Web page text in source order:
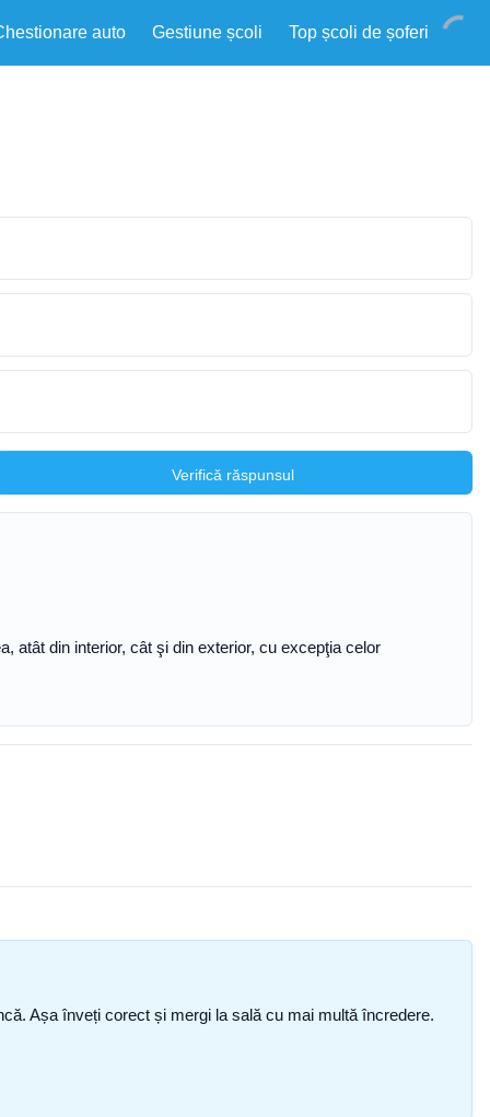
auto Gestiune școli Top școli de șoferi
Verifică răspunsul
atât din interior, cât şi din exterior, cu excepţia celor
Așa înveți corect și mergi la sală cu mai multă încredere.